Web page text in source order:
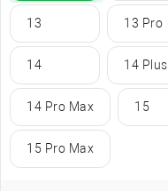
13 13 Pro
14 14 Plus
14 Pro Max 15
15 Pro Max